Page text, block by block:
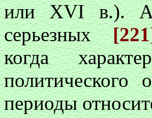
илиXVIв.). А
серьезных
когда
политического
периоды